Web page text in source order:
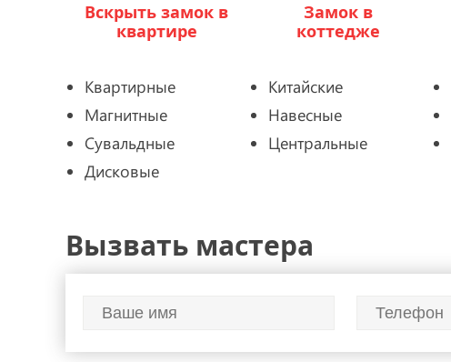
Вскрыть замок в
квартире
Замок в
коттедже
Квартирные Китайские
Магнитные
Навесные
Сувальдные
Центральные
Дисковые
Вызвать мастера